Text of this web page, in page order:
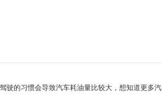
驶的习惯会导致汽车耗油量比较大，想知道更多汽